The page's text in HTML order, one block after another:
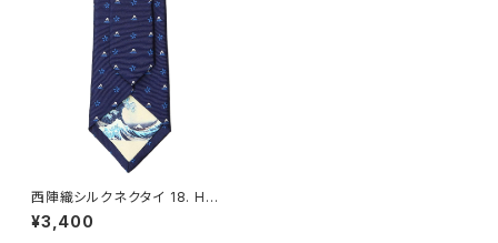
西陣織シルクネクタイ 18. HOK
USAI 北斎 富士山・桜 柄 裏地
浮世絵 - FORTUNA Tokyo
¥3,400